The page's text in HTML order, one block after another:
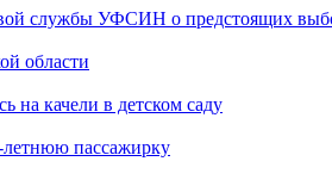
службы УФСИН о предстоящих
области
на качели в детском саду
летнюю пассажирку